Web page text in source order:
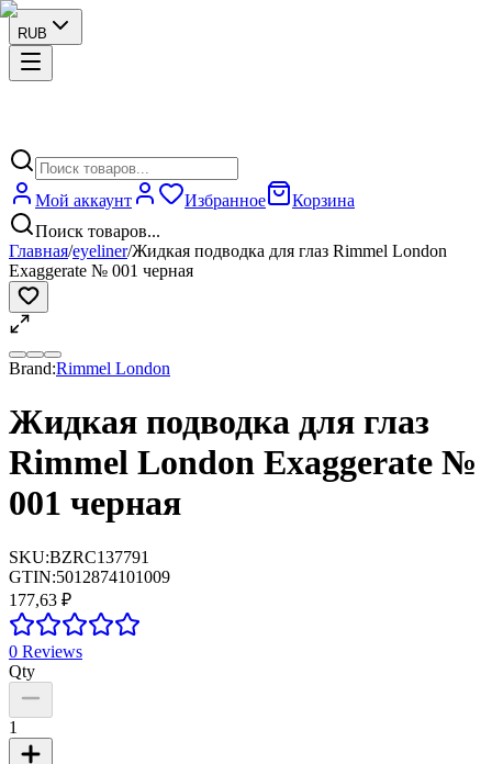
RUB
Мой аккаунт Избранное
Корзина
Поиск товаров...
Главная/eyeliner/Жидкая подводка для глаз Rimmel London
Exaggerate № 001 черная
Brand:Rimmel London
Жидкая подводка для глаз
Rimmel London Exaggerate №
001 черная
SKU:BZRC137791
GTIN:5012874101009
177,63 ₽
0 Reviews
Qty
1